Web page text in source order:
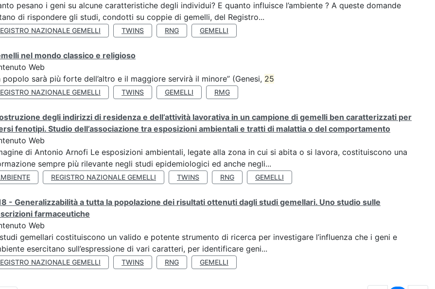
pesano i geni su alcune caratteristiche degli individui? E quanto influisce l’ambiente ? A queste domande
di rispondere gli studi, condotti su coppie di gemelli, del Registro...
NAZIONALE GEMELLI TWINS RNG GEMELLI
nel mondo classico e religioso
Web
popolo sarà più forte dell’altro e il maggiore servirà il minore” (Genesi, 25
NAZIONALE GEMELLI TWINS GEMELLI RMG
degli indirizzi di residenza e dell’attività lavorativa in un campione di gemelli ben caratterizzati per
fenotipi. Studio dell’associazione tra esposizioni ambientali e tratti di malattia o del comportamento
Web
di Antonio Arnofi Le esposizioni ambientali, legate alla zona in cui si abita o si lavora, costituiscono una
sempre più rilevante negli studi epidemiologici ed anche negli...
REGISTRO NAZIONALE GEMELLI TWINS RNG GEMELLI
- Generalizzabilità a tutta la popolazione dei risultati ottenuti dagli studi gemellari. Uno studio sulle
farmaceutiche
Web
gemellari costituiscono un valido e potente strumento di ricerca per investigare l’influenza che i geni e
esercitano sull’espressione di vari caratteri, per identificare geni...
NAZIONALE GEMELLI TWINS RNG GEMELLI